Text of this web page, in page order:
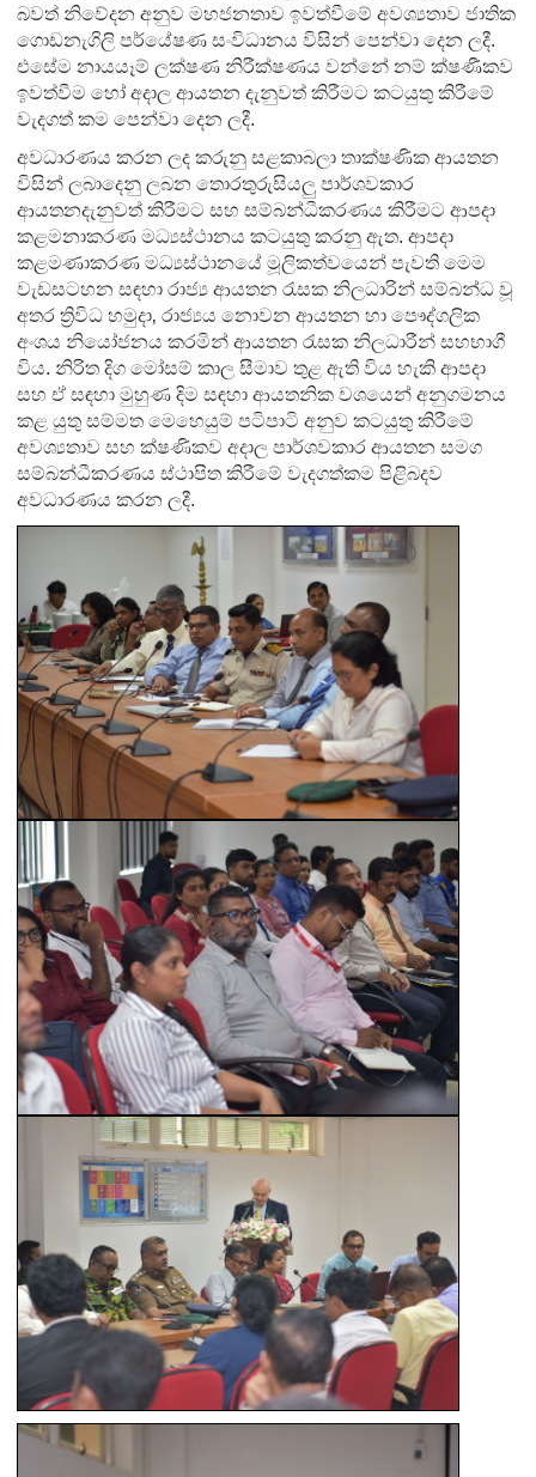
බවත් නිවේදන අනුව මහජනතාව ඉවත්වීමේ අවශ්‍යතාව ජාතික
ගොඩනැගිලි පර්යේෂණ සංවිධානය විසින් පෙන්වා දෙන ලදී.
එසේම නායයෑම් ලක්ෂණ නිරීක්ෂණය වන්නේ නම් ක්ෂණීකව
ඉවත්වීම හෝ අදාල ආයතන දැනුවත් කිරීමට කටයුතු කිරීමේ
වැදගත් කම පෙන්වා දෙන ලදී.
අවධාරණය කරන ලද කරුනු සළකාබලා තාක්ෂණික ආයතන
විසින් ලබාදෙනු ලබන තොරතුරුසියලු පාර්ශවකාර
ආයතනදැනුවත් කිරීමට සහ සම්බන්ධීකරණය කිරීමට ආපදා
කළමනාකරණ මධ්‍යස්ථානය කටයුතු කරනු ඇත. ආපදා
කළමණාකරණ මධ්‍යස්ථානයේ මූලිකත්වයෙන් පැවති මෙම
වැඩසටහන සඳහා රාජ්‍ය ආයතන රැසක නිලධාරින් සම්බන්ධ වූ
අතර ත්‍රිවිධ හමුදා‚ රාජ්‍යය නොවන ආයතන හා පෞද්ගලික
අංශය නියෝජනය කරමින් ආයතන රැසක නිලධාරීන් සහභාගී
විය. නිරිත දිග මෝසම් කාල සීමාව තුළ ඇති විය හැකි ආපදා
සහ ඒ සඳහා මුහුණ දිම සඳහා ආයතනික වශයෙන් අනුගමනය
කළ යුතු සම්මත මෙහෙයුම් පටිපාටි අනුව කටයුතු කිරීමේ
අවශ්‍යතාව සහ ක්ෂණිකව අදාල පාර්ශවකාර ආයතන සමග
සම්බන්ධීකරණය ස්ථාපිත කිරීමේ වැදගත්කම පිළිබදව
අවධාරණය කරන ලදී.